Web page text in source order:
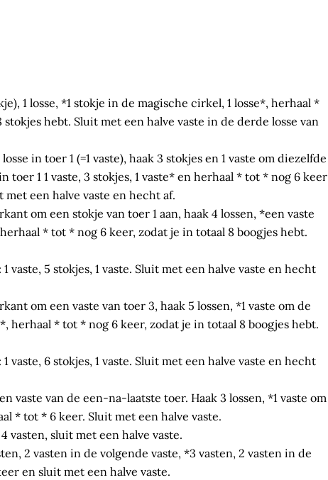
1 losse, *1 stokje in de magische cirkel, 1 losse*, herhaal *
hebt. Sluit met een halve vaste in de derde losse van
in toer 1 (=1 vaste), haak 3 stokjes en 1 vaste om diezelfde
toer 1 1 vaste, 3 stokjes, 1 vaste* en herhaal * tot * nog 6 keer
een halve vaste en hecht af.
om een stokje van toer 1 aan, haak 4 lossen, *een vaste
* tot * nog 6 keer, zodat je in totaal 8 boogjes hebt.
vaste, 5 stokjes, 1 vaste. Sluit met een halve vaste en hecht
om een vaste van toer 3, haak 5 lossen, *1 vaste om de
herhaal * tot * nog 6 keer, zodat je in totaal 8 boogjes hebt.
vaste, 6 stokjes, 1 vaste. Sluit met een halve vaste en hecht
vaste van de een-na-laatste toer. Haak 3 lossen, *1 vaste om
* tot * 6 keer. Sluit met een halve vaste.
vasten, sluit met een halve vaste.
2 vasten in de volgende vaste, *3 vasten, 2 vasten in de
en sluit met een halve vaste.